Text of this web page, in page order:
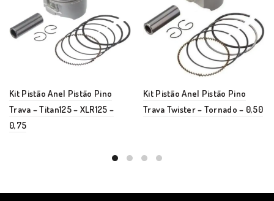
Kit Pistão Anel Pistão Pino
Trava – Titan125 – XLR125 –
0,75
Kit Pistão Anel Pistão Pino
Trava Twister – Tornado – 0,50